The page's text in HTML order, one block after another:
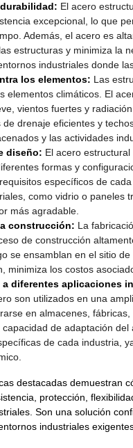
El acero
excepcional, lo que
Además, el acero es
estructuras y minimiza la
industriales donde
los elementos: Las
elementos climáticos. El
vientos fuertes y
de drenaje eficientes y
y las actividades
diseño: El acero
formas y
específicos de
como vidrio o paneles
más agradable.
construcción: La
de construcción
se ensamblan en el sitio
minimiza los costos
diferentes aplicaciones
son utilizados en una
en almacenes,
capacidad de adaptación
de cada industria,
destacadas demuestran
protección,
Son una solución
industriales